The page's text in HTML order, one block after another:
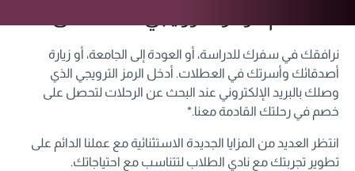
نرافقك في سفرك للدراسة، أو العودة إلى الجامعة، أو زيارة
أصدقائك وأسرتك في العطلات. أدخل الرمز الترويجي الذي
وصلك بالبريد الإلكتروني عند البحث عن الرحلات لتحصل على
خصم في رحلتك القادمة معنا.*
انتظر العديد من المزايا الجديدة الاستثنائية مع عملنا الدائم على
تطوير تجربتك مع نادي الطلاب لتتناسب مع احتياجاتك.